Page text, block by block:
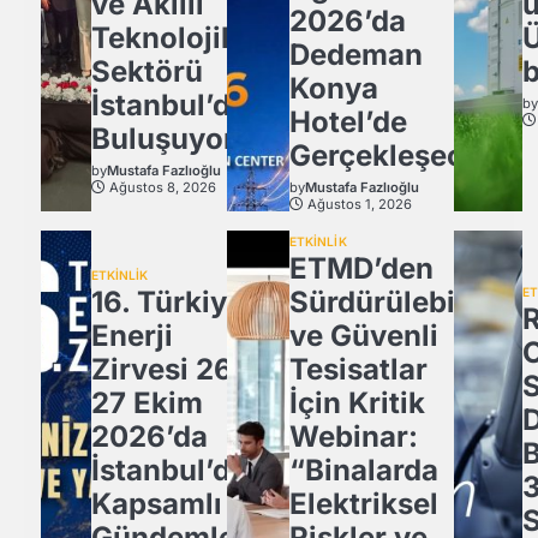
Teknolojiler
Sektörü
İstanbul’da
Buluşuyor!
byMustafa Fazlıoğlu
Ağustos 8, 2026
2026’da
Dedeman
Konya
Hotel’de
Gerçekleşecek
byMustafa Fazlıoğlu
Ağustos 1, 2026
by
ETKİNLİK
16. Türkiye
Enerji
Zirvesi 26-
27 Ekim
2026’da
İstanbul’da
Kapsamlı
ETKİNLİK
ETMD’den
Sürdürülebilir
ve Güvenli
Tesisatlar
İçin Kritik
Webinar:
“Binalarda
Elektriksel